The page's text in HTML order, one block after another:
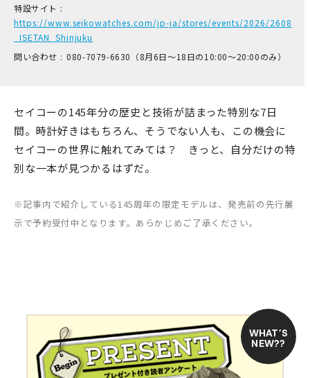
WHAT’S
NEW??
特設サイト :
https://www.seikowatches.com/jp-ja/stores/events/2026/2608
_ISETAN_Shinjuku
問い合わせ : 0​80-7​079-6​630（8月6日～18日の1​0:00～2​0:00のみ）
セイコーの145年分の歴史と技術が詰まった特別な7日
間。時計好きはもちろん、そうでない人も、この機会に
セイコーの世界に触れてみては？ きっと、自分だけの特
別な一本が見つかるはずだ。
※記事内で紹介している145周年の限定モデルは、発売前の先行展
示で予約受付中となります。あらかじめご了承ください。